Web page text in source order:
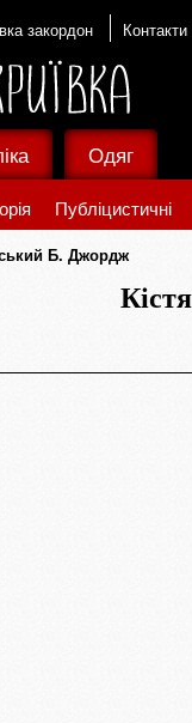
закордон Контакти
Публіцистичні
Одяг
Б. Джордж